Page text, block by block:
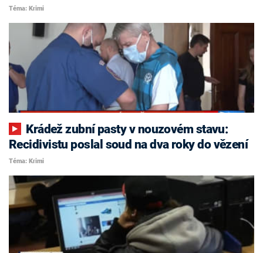
Téma: Krimi
Recidivistu poslal soud na dva roky do vězení
Téma: Krimi